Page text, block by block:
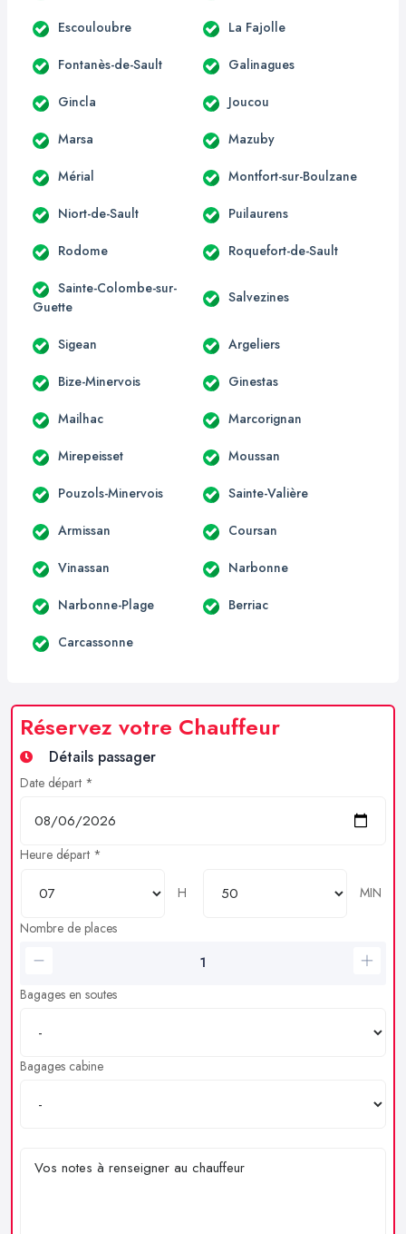
Escouloubre La Fajolle
Fontanès-de-Sault Galinagues
Gincla Joucou
Marsa Mazuby
Mérial Montfort-sur-Boulzane
Niort-de-Sault Puilaurens
Rodome Roquefort-de-Sault
Sainte-Colombe-sur-
Guette
Salvezines
Sigean Argeliers
Bize-Minervois Ginestas
Mailhac Marcorignan
Mirepeisset Moussan
Pouzols-Minervois Sainte-Valière
Armissan Coursan
Vinassan Narbonne
Narbonne-Plage Berriac
Carcassonne
Réservez votre Chauffeur
Détails passager
Date départ *
Heure départ *
H
MIN
Nombre de places
Bagages en soutes
Bagages cabine